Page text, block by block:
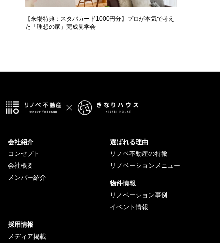
【来場特典：スタバカード1000円分】プロが本気で考え
た「理想の家」完成見学会
会社紹介
コンセプト
会社概要
メンバー紹介
選ばれる理由
リノベ不動産の特徴
リノベーションメニュー
物件情報
リノベーション事例
イベント情報
採用情報
メディア掲載